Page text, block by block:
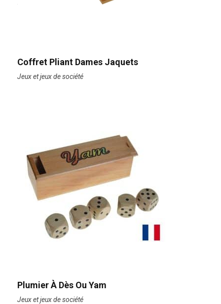
Coffret Pliant Dames Jaquets
Jeux et jeux de société
Plumier À Dès Ou Yam
Jeux et jeux de société